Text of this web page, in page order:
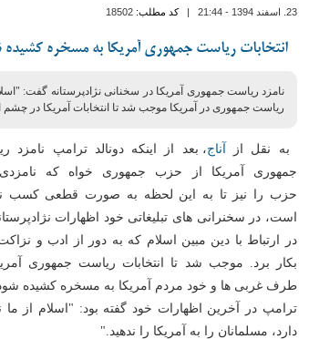
23. اسفند 1394 - 21:44 |کد مطلب:18502
انتخابات ریاست جمهوری آمریکا به مسخره کشیده
نامزد ریاست جمهوری آمریکا در سخنانی نژادپرستانه گفت:‌
ریاست جمهوری در آمریکا موجب شد تا انتخابات آمریکا در
به نقل از آناج، بعد از اینکه دونالد ترامپ نامزد
جمهوری آمریکا از حزب جمهوری خواه که
حزب را نیز تا به این لحظه به صورت قطعی کسب
است، در سخنرانی های تبلیغاتی خود اظهارات
در ارتباط با دین مبین اسلام که به دور از ادب و
بکار برد. موجب شد تا انتخابات ریاست جمهوری
طرف غربی ها و خود مردم آمریکا به مسخره کشیده
ترامپ در آخرین اظهارات خود گفته بود: "اسلام از ما
دارد، مسلمانان را به آمریکا را ندهید."